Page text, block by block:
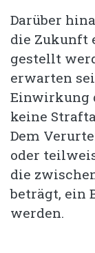
Darüber
die Zukunft
gestellt
erwarten
Einwirkung
keine
Dem
oder
die
beträgt, ein
werden.